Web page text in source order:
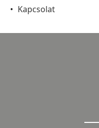
Kapcsolat